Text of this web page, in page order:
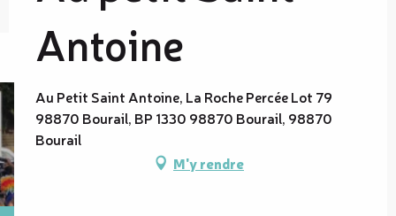
Antoine
Au Petit Saint Antoine, La Roche Percée Lot 79
98870 Bourail, BP 1330 98870 Bourail, 98870
Bourail
M'y rendre